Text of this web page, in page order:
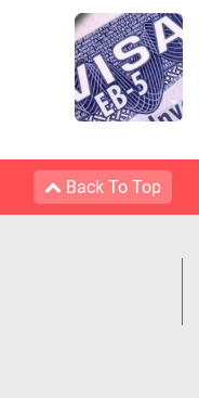
Back To Top